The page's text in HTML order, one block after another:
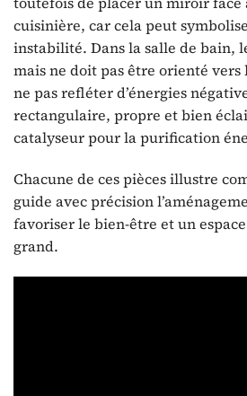
cuisinière, car cela peut
instabilité. Dans la salle de bain,
mais ne doit pas être orienté vers
ne pas refléter d’énergies
rectangulaire, propre et bien
catalyseur pour la purification
Chacune de ces pièces illustre
guide avec précision
favoriser le bien-être et un
grand.